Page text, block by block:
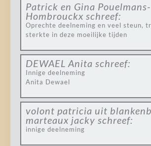
Patrick en Gina Pouelmans-
Hombrouckx schreef:
Oprechte deelneming en veel steun,
sterkte in deze moeilijke tijden
DEWAEL Anita schreef:
Innige deelneming
Anita Dewael
volont patricia uit
marteaux jacky schreef:
innige deelneming